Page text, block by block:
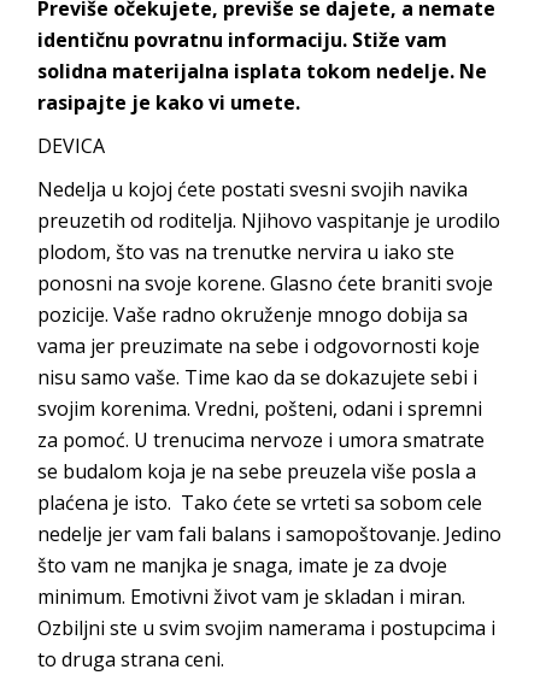
Previše očekujete, previše se dajete, a nemate
identičnu povratnu informaciju. Stiže vam
solidna materijalna isplata tokom nedelje. Ne
rasipajte je kako vi umete.
DEVICA
Nedelja u kojoj ćete postati svesni svojih navika
preuzetih od roditelja. Njihovo vaspitanje je urodilo
plodom, što vas na trenutke nervira u iako ste
ponosni na svoje korene. Glasno ćete braniti svoje
pozicije. Vaše radno okruženje mnogo dobija sa
vama jer preuzimate na sebe i odgovornosti koje
nisu samo vaše. Time kao da se dokazujete sebi i
svojim korenima. Vredni, pošteni, odani i spremni
za pomoć. U trenucima nervoze i umora smatrate
se budalom koja je na sebe preuzela više posla a
plaćena je isto. Tako ćete se vrteti sa sobom cele
nedelje jer vam fali balans i samopoštovanje. Jedino
što vam ne manjka je snaga, imate je za dvoje
minimum. Emotivni život vam je skladan i miran.
Ozbiljni ste u svim svojim namerama i postupcima i
to druga strana ceni.